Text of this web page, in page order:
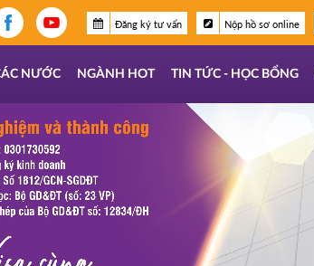
Đăng ký tư vấn Nộp hồ sơ online
NƯỚC NGÀNH HOT TIN TỨC - HỌC BỔNG